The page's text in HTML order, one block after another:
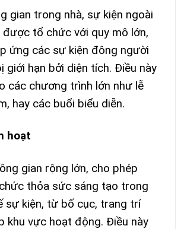
gian trong nhà, sự kiện ngoài
tổ chức với quy mô lớn,
ứng các sự kiện đông người
giới hạn bởi diện tích. Điều này
các chương trình lớn như lễ
hay các buổi biểu diễn.
hoạt
gian rộng lớn, cho phép
thỏa sức sáng tạo trong
sự kiện, từ bố cục, trang trí
khu vực hoạt động. Điều này